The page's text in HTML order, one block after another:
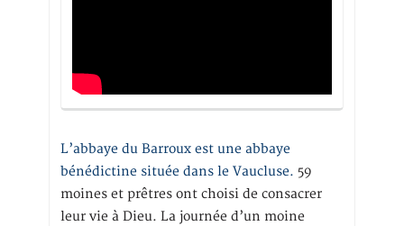
L’abbaye du Barroux est une abbaye
bénédictine située dans le Vaucluse. 59
moines et prêtres ont choisi de consacrer
leur vie à Dieu. La journée d’un moine